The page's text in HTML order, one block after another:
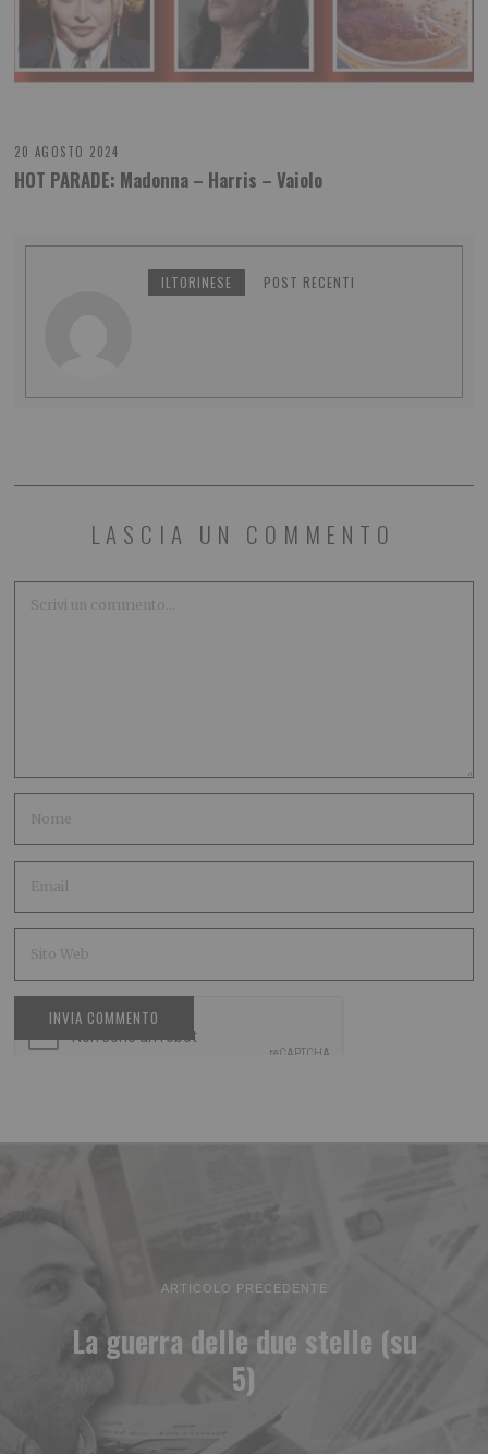
20 AGOSTO 2024
HOT PARADE: Madonna – Harris – Vaiolo
ILTORINESE POST RECENTI
LASCIA UN COMMENTO
ARTICOLO PRECEDENTE
La guerra delle due stelle (su
5)